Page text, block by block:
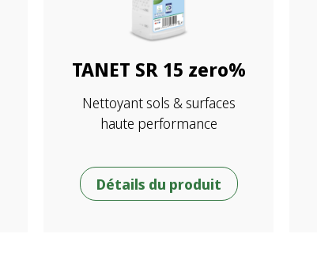
TANET SR 15 zero%
Nettoyant sols & surfaces
haute performance
Détails du produit